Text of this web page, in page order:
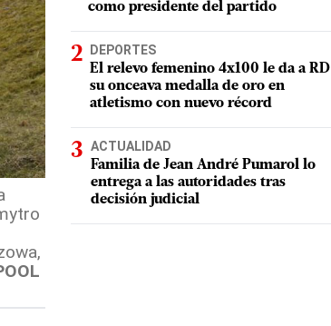
como presidente del partido
DEPORTES
El relevo femenino 4x100 le da a RD
su onceava medalla de oro en
atletismo con nuevo récord
ACTUALIDAD
Familia de Jean André Pumarol lo
entrega a las autoridades tras
decisión judicial